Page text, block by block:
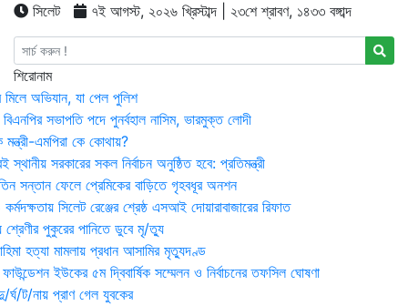
সিলেট ৭ই আগস্ট, ২০২৬ খ্রিস্টাব্দ | ২৩শে শ্রাবণ, ১৪৩৩ বঙ্গাব্দ
শিরোনাম
মিলে অভিযান, যা পেল পুলিশ
সভাপতি পদে পুনর্বহাল নাসিম, ভারমুক্ত লোদী
মন্ত্রী-এমপিরা কে কোথায়?
সরকারের সকল নির্বাচন অনুষ্ঠিত হবে: প্রতিমন্ত্রী
সন্তান ফেলে প্রেমিকের বাড়িতে গৃহবধূর অনশন
সিলেট রেঞ্জের শ্রেষ্ঠ এসআই দোয়ারাবাজারের রিফাত
শ্রেণীর পুকুরের পানিতে ডুবে মৃ/ত্যু
হত্যা মামলায় প্রধান আসামির মৃত্যুদণ্ড
ইউকের ৫ম দ্বিবার্ষিক সম্মেলন ও নির্বাচনের তফসিল ঘোষণা
ট/নায় প্রাণ গেল যুবকের